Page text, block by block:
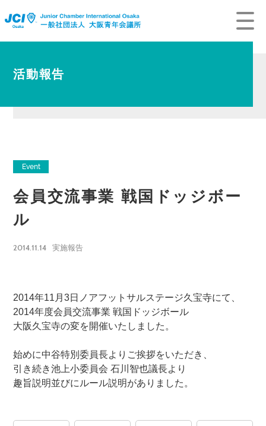
活動報告
Event
会員交流事業 戦国ドッジボー
ル
2014.11.14 実施報告
2014年11月3日ノアフットサルステージ久宝寺にて、
2014年度会員交流事業 戦国ドッジボール
大阪久宝寺の変を開催いたしました。
始めに中谷特別委員長よりご挨拶をいただき、
引き続き池上小委員会 石川智也議長より
趣旨説明並びにルール説明がありました。